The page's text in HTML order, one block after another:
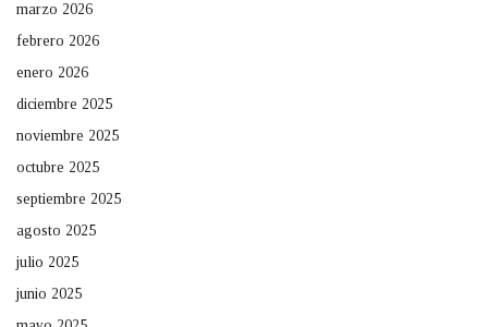
marzo 2026
febrero 2026
enero 2026
diciembre 2025
noviembre 2025
octubre 2025
septiembre 2025
agosto 2025
julio 2025
junio 2025